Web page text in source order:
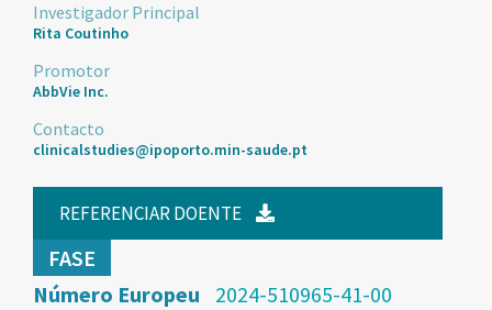
Investigador Principal
Rita Coutinho
Promotor
AbbVie Inc.
Contacto
clinicalstudies@ipoporto.min-saude.pt
REFERENCIAR DOENTE
FASE
Número Europeu
2024-510965-41-00